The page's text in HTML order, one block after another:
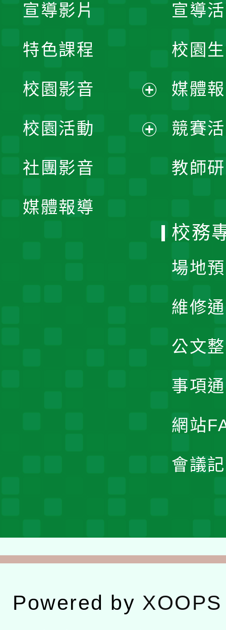
宣導
校園
媒體
競賽
教師
宣導影片
特色課程
校園影音
開
校園活動
社團影音
媒體報導
校務
場地
維修
公文
事項
網站
會議
Powered by XOOPS